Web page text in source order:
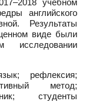
английского
Результаты
виде были
исследовании
рефлексия;
метод;
студенты